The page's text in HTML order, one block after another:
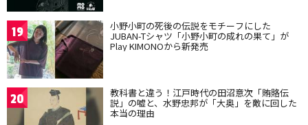
19 小野小町の死後の伝説をモチーフにした
JUBAN-Tシャツ「小野小町の成れの果て」が
Play KIMONOから新発売
20 教科書と違う！江戸時代の田沼意次「賄賂伝
説」の嘘と、水野忠邦が「大奥」を敵に回した
本当の理由